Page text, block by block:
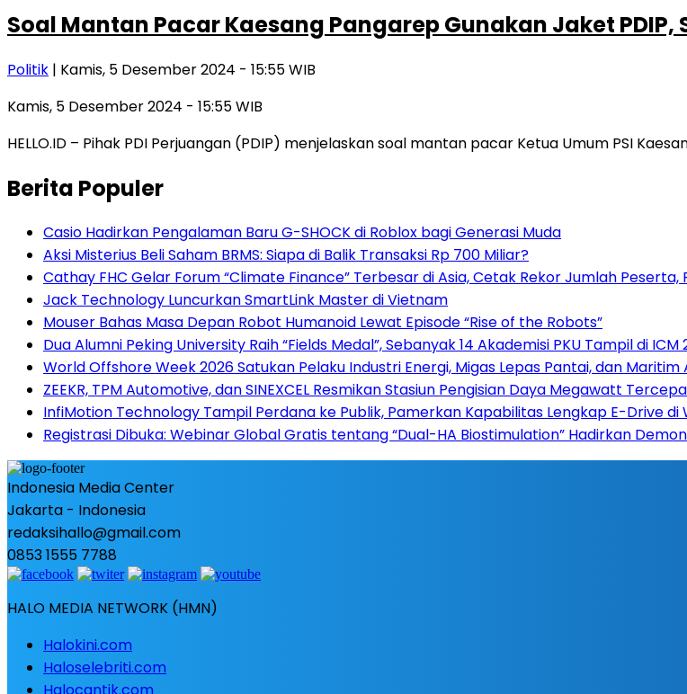
Soal Mantan Pacar Kaesang Pangarep Gunakan Jaket
Politik | Kamis, 5 Desember 2024 - 15:55 WIB
Kamis, 5 Desember 2024 - 15:55 WIB
HELLO.ID – Pihak PDI Perjuangan (PDIP) menjelaskan soal mantan pacar Ketua Umum PSI
Berita Populer
Casio Hadirkan Pengalaman Baru G-SHOCK di Roblox bagi Generasi Muda
Aksi Misterius Beli Saham BRMS: Siapa di Balik Transaksi Rp 700 Miliar?
Cathay FHC Gelar Forum “Climate Finance” Terbesar di Asia, Cetak Rekor Jumlah
Jack Technology Luncurkan SmartLink Master di Vietnam
Mouser Bahas Masa Depan Robot Humanoid Lewat Episode “Rise of the Robots”
Dua Alumni Peking University Raih “Fields Medal”, Sebanyak 14 Akademisi PKU Tampil di ICM
World Offshore Week 2026 Satukan Pelaku Industri Energi, Migas Lepas Pantai, dan Maritim
ZEEKR, TPM Automotive, dan SINEXCEL Resmikan Stasiun Pengisian Daya Megawatt
InfiMotion Technology Tampil Perdana ke Publik, Pamerkan Kapabilitas Lengkap E-Drive di
Registrasi Dibuka: Webinar Global Gratis tentang “Dual-HA Biostimulation” Hadirkan
Indonesia Media Center
Jakarta - Indonesia
redaksihallo@gmail.com
0853 1555 7788
HALO MEDIA NETWORK (HMN)
Halokini.com
Haloselebriti.com